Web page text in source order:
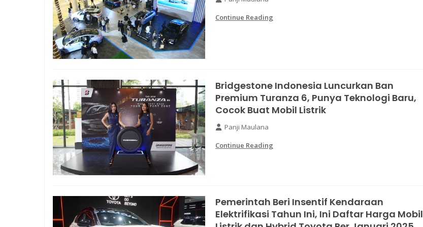
Continue Reading
Bridgestone Indonesia Luncurkan Ban
Premium Turanza 6, Punya Teknologi Baru,
Cocok Buat Mobil Listrik
Panji Maulana
Continue Reading
Pemerintah Beri Insentif Kendaraan
Elektrifikasi Tahun Ini, Ini Daftar Harga Mobil